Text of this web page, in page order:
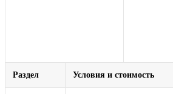
Раздел Условия и стоимость